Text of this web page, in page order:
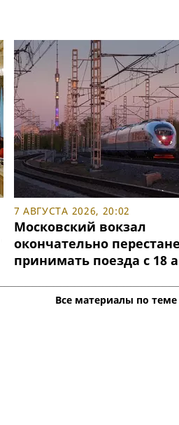
7 АВГУСТА 2026, 20:02
Московский вокзал
окончательно
принимать поезда с 18
Все материалы по